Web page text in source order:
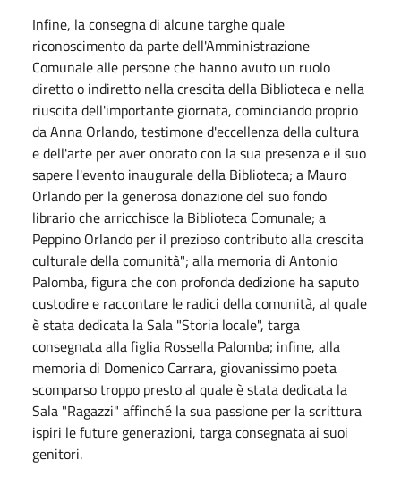
Infine, la consegna di alcune targhe quale
riconoscimento da parte dell'Amministrazione
Comunale alle persone che hanno avuto un ruolo
diretto o indiretto nella crescita della Biblioteca e nella
riuscita dell'importante giornata, cominciando proprio
da Anna Orlando, testimone d'eccellenza della cultura
e dell'arte per aver onorato con la sua presenza e il suo
sapere l'evento inaugurale della Biblioteca; a Mauro
Orlando per la generosa donazione del suo fondo
librario che arricchisce la Biblioteca Comunale; a
Peppino Orlando per il prezioso contributo alla crescita
culturale della comunità"; alla memoria di Antonio
Palomba, figura che con profonda dedizione ha saputo
custodire e raccontare le radici della comunità, al quale
è stata dedicata la Sala "Storia locale", targa
consegnata alla figlia Rossella Palomba; infine, alla
memoria di Domenico Carrara, giovanissimo poeta
scomparso troppo presto al quale è stata dedicata la
Sala "Ragazzi" affinché la sua passione per la scrittura
ispiri le future generazioni, targa consegnata ai suoi
genitori.